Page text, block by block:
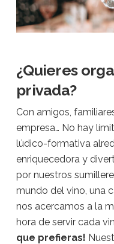
¿Quieres
privada?
Con amigos,
empresa… No hay
lúdico-formativa
enriquecedora y
por nuestros
mundo del vino, una
nos acercamos a la
hora de servir cada
que prefieras!